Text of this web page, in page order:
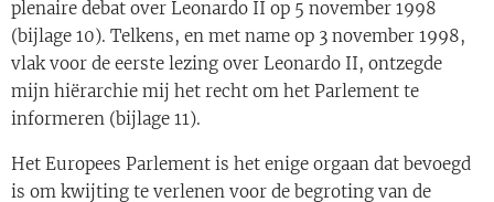
plenaire debat over Leonardo II op 5 november 1998
(bijlage 10). Telkens, en met name op 3 november 1998,
vlak voor de eerste lezing over Leonardo II, ontzegde
mijn hiërarchie mij het recht om het Parlement te
informeren (bijlage 11).
Het Europees Parlement is het enige orgaan dat bevoegd
is om kwijting te verlenen voor de begroting van de